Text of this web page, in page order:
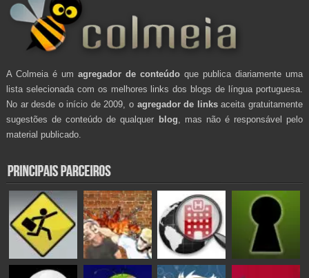
A Colmeia é um agregador de conteúdo que publica diariamente uma
lista selecionada com os melhores links dos blogs de língua portuguesa.
No ar desde o início de 2009, o agregador de linksaceita gratuitamente
sugestões de conteúdo de qualquer blog , mas não é responsável pelo
material publicado.